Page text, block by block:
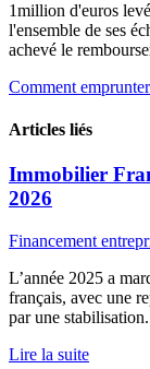
1million d'euros
l'ensemble de ses
achevé le
Comment
Articles liés
Immobilier
2026
Financement
L’année 2025 a
français, avec une
par une
Lire la suite